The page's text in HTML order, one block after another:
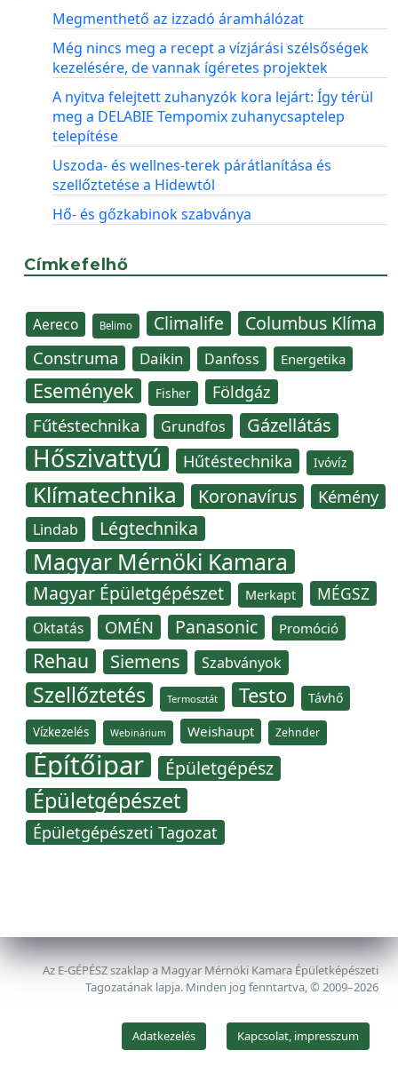
Megmenthető az izzadó áramhálózat
Még nincs meg a recept a vízjárási szélsőségek
kezelésére, de vannak ígéretes projektek
A nyitva felejtett zuhanyzók kora lejárt: Így térül
meg a DELABIE Tempomix zuhanycsaptelep
telepítése
Uszoda- és wellnes-terek párátlanítása és
szellőztetése a Hidewtól
Hő- és gőzkabinok szabványa
Címkefelhő
Aereco Belimo Climalife Columbus Klíma
Construma Daikin Danfoss Energetika
Események Fisher Földgáz
Fűtéstechnika Grundfos Gázellátás
Hőszivattyú Hűtéstechnika Ivóvíz
Klímatechnika Koronavírus Kémény
Lindab Légtechnika
Magyar Mérnöki Kamara
Magyar Épületgépészet Merkapt MÉGSZ
Oktatás OMÉN Panasonic Promóció
Rehau Siemens Szabványok
Szellőztetés Termosztát Testo Távhő
Vízkezelés Webinárium Weishaupt Zehnder
Építőipar Épületgépész
Épületgépészet
Épületgépészeti Tagozat
Az E-GÉPÉSZ szaklap a Magyar Mérnöki Kamara Épületképészeti
Tagozatának lapja. Minden jog fenntartva, © 2009–2026
Adatkezelés Kapcsolat, impresszum